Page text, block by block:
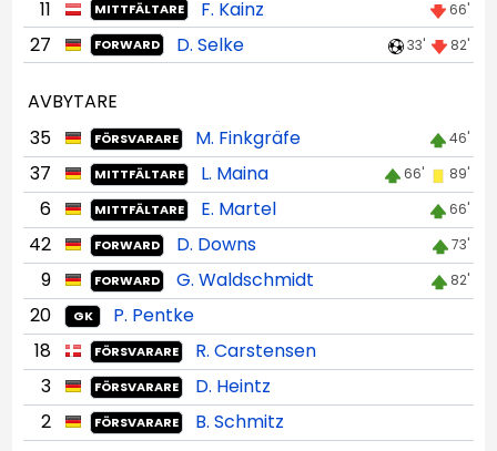
11 MITTFÄLTARE F. Kainz 66'
27 FORWARD D. Selke 33' 82'
AVBYTARE
35
FÖRSVARARE M. Finkgräfe 46'
37 MITTFÄLTARE L. Maina 66' 89'
6 MITTFÄLTARE E. Martel 66'
42 FORWARD D. Downs 73'
9 FORWARD G. Waldschmidt 82'
20 GK
P. Pentke
18
FÖRSVARARE
R. Carstensen
3
FÖRSVARARE
D. Heintz
2
FÖRSVARARE B. Schmitz